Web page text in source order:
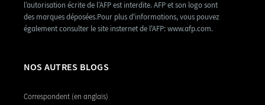
l’autorisation écrite de l’AFP est interdite. AFP et son logo sont
des marques déposées.Pour plus d'informations, vous pouvez
également consulter le site insternet de l'AFP: www.afp.com.
NOS AUTRES BLOGS
Correspondent (en anglais)